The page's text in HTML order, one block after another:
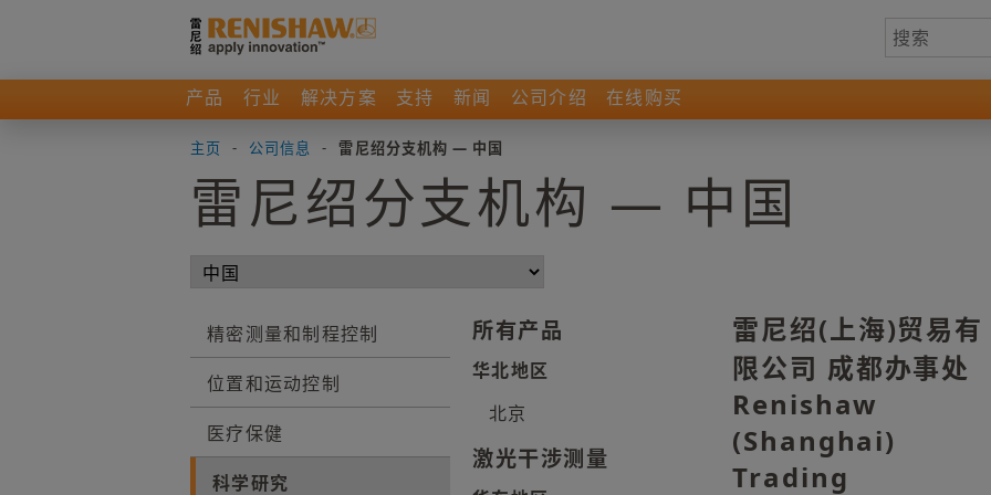
产品 行业 解决方案 支持 新闻 公司介绍 在线购买
主页 - 公司信息 - 雷尼绍分支机构 — 中国
雷尼绍分支机构 — 中国
精密测量和制程控制
位置和运动控制
医疗保健
科学研究
所有产品
华北地区
北京
激光干涉测量
雷尼绍(上海)贸易有
限公司 成都办事处
Renishaw
(Shanghai)
Trading